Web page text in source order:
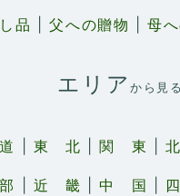
品 |父への贈物 |母
エリアから見る
東 北 |関 東 |
近 畿 |中 国